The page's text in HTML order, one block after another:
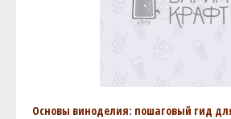
Основы виноделия: пошаговый гид